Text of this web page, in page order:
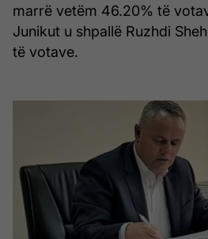
marrë vetëm 46.20% të
Junikut u shpallë Ruzhdi
të votave.